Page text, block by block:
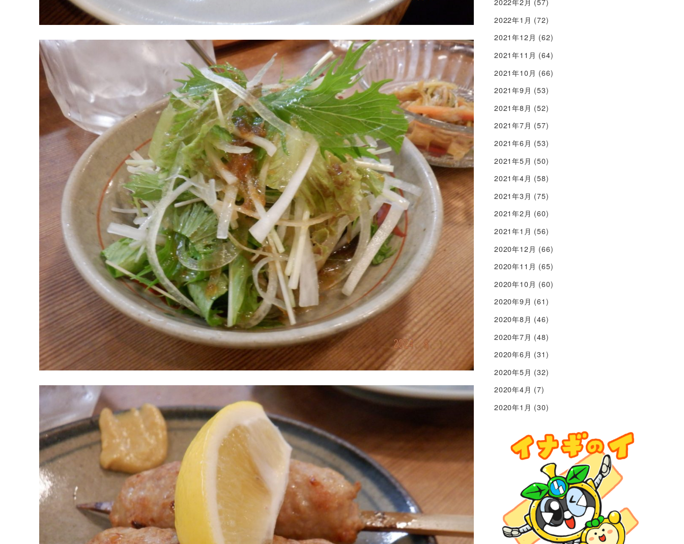
2022年2月 (57)
2022年1月 (72)
2021年12月 (62)
2021年11月 (64)
2021年10月 (66)
2021年9月 (53)
2021年8月 (52)
2021年7月 (57)
2021年6月 (53)
2021年5月 (50)
2021年4月 (58)
2021年3月 (75)
2021年2月 (60)
2021年1月 (56)
2020年12月 (66)
2020年11月 (65)
2020年10月 (60)
2020年9月 (61)
2020年8月 (46)
2020年7月 (48)
2020年6月 (31)
2020年5月 (32)
2020年4月 (7)
2020年1月 (30)